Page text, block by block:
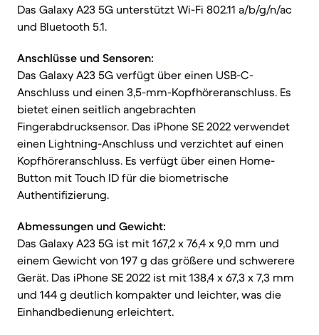
Das Galaxy A23 5G unterstützt Wi-Fi 802.11 a/b/g/n/ac
und Bluetooth 5.1.
Anschlüsse und Sensoren:
Das Galaxy A23 5G verfügt über einen USB-C-
Anschluss und einen 3,5-mm-Kopfhöreranschluss. Es
bietet einen seitlich angebrachten
Fingerabdrucksensor. Das iPhone SE 2022 verwendet
einen Lightning-Anschluss und verzichtet auf einen
Kopfhöreranschluss. Es verfügt über einen Home-
Button mit Touch ID für die biometrische
Authentifizierung.
Abmessungen und Gewicht:
Das Galaxy A23 5G ist mit 167,2 x 76,4 x 9,0 mm und
einem Gewicht von 197 g das größere und schwerere
Gerät. Das iPhone SE 2022 ist mit 138,4 x 67,3 x 7,3 mm
und 144 g deutlich kompakter und leichter, was die
Einhandbedienung erleichtert.